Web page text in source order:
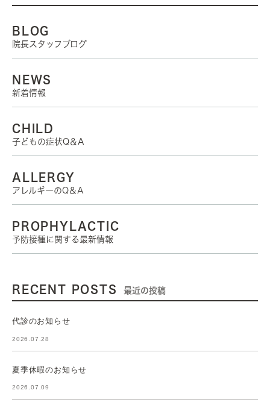
BLOG
院長スタッフブログ
NEWS
新着情報
CHILD
子どもの症状Q＆A
ALLERGY
アレルギーのQ＆A
PROPHYLACTIC
予防接種に関する最新情報
RECENT POSTS 最近の投稿
代診のお知らせ
2026.07.28
夏季休暇のお知らせ
2026.07.09